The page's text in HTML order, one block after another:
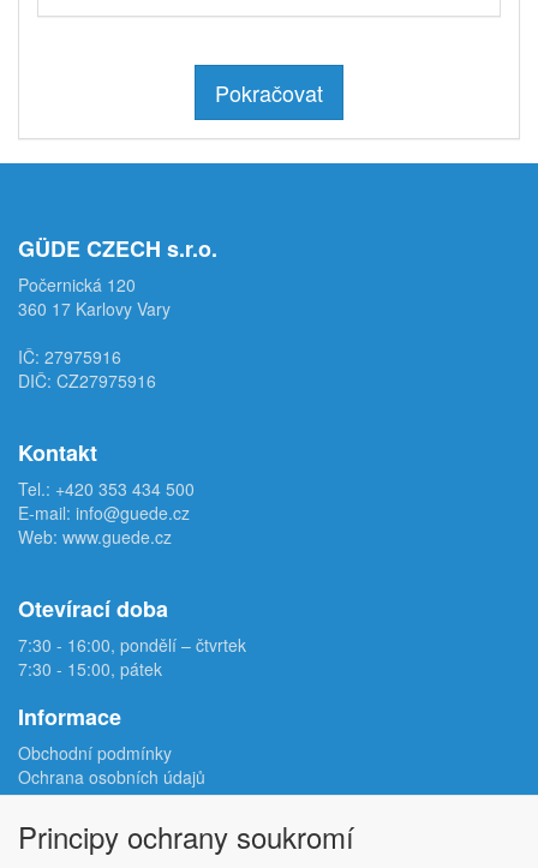
Pokračovat
GÜDE CZECH s.r.o.
Počernická 120
360 17 Karlovy Vary
IČ: 27975916
DIČ: CZ27975916
Kontakt
Tel.: +420 353 434 500
E-mail: info@guede.cz
Web: www.guede.cz
Otevírací doba
7:30 - 16:00, pondělí – čtvrtek
7:30 - 15:00, pátek
Informace
Obchodní podmínky
Ochrana osobních údajů
Reklamační protokol
Odstoupení od smlouvy
Podmínky užití e-shopu
Principy ochrany soukromí